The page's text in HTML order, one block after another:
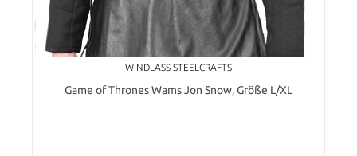
WINDLASS STEELCRAFTS
Game of Thrones Wams Jon Snow, Größe L/XL